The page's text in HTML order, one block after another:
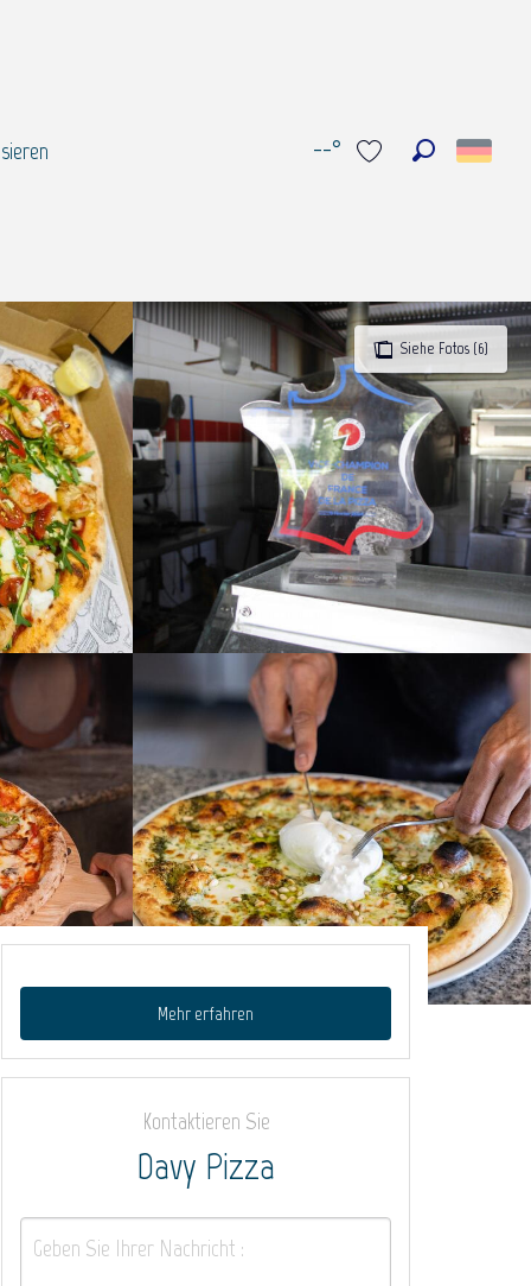
--°
Siehe Fotos (6)
Mehr erfahren
Kontaktieren Sie
Davy Pizza